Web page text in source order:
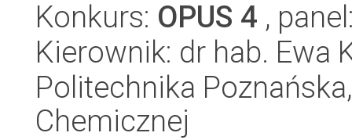
Konkurs: OPUS 4 ,
Kierownik: dr hab. Ewa
Politechnika
Chemicznej